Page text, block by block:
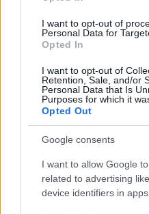
I want to opt-out of
Personal Data for
Opted In
I want to opt-out of
Retention, Sale, and/or
Personal Data that Is
Purposes for which it
Opted Out
Google consents
I want to allow Google
related to advertising
device identifiers in apps.
EP4 oferuje funkcję
wideowizjer rozróżnia
oraz generuje
czasie rzeczywistym, a
smartfonie użytkownika.
dwukierunkowej rozmowy